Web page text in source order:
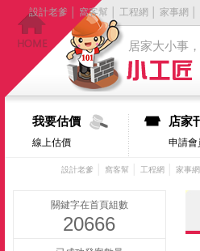
居家大小事
設計老爹 窩客幫 工程網 家事網
我要估價
線上估價
店家
申請會
設計老爹 窩客幫 工程網 家事網
關鍵字在首頁組數
20666